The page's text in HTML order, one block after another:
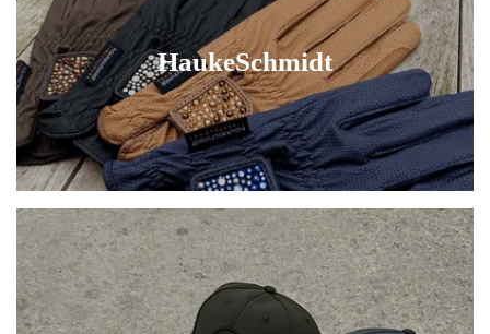
HaukeSchmidt